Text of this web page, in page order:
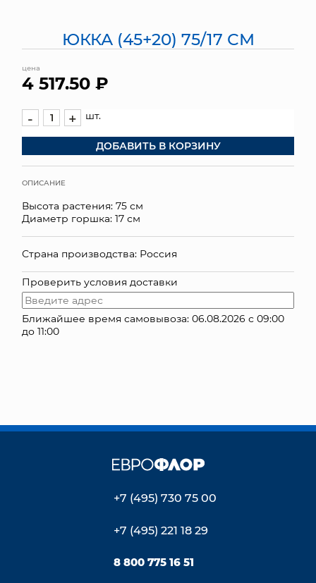
ЯЩИКИ
ПОДАРОЧНЫЕ КАРТЫ
ОПТОВЫМ КЛИЕНТАМ
ДОСТАВКА И ОПЛАТА
КОНТАКТЫ
ЮККА (45+20) 75/17 СМ
цена
4 517.50 ₽
- + шт.
ДОБАВИТЬ В КОРЗИНУ
ОПИСАНИЕ
Высота растения: 75 см
Диаметр горшка: 17 см
Страна производства: Россия
Проверить условия доставки
Ближайшее время самовывоза: 06.08.2026 с 09:00
до 11:00
+7 (495) 730 75 00
+7 (495) 221 18 29
8 800 775 16 51